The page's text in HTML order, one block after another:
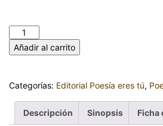
Añadir al carrito
Categorías: Editorial Poesía eres tú,
Descripción Sinopsis Ficha